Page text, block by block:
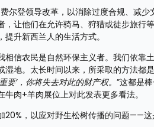
尔登领导改革，以消除过度合规、减
，让他们在允许骑马、狩猎或徒步旅行
升新西兰人的生活方式。
相信农民是自然环保主义者。我们依靠
地。太长时间以来，所采取的方法都
’，你将失去对此的财产权。 ”这都是
肉+羊肉展位上对此发表更多看法。
20%，以应对野生松树传播的问题——这